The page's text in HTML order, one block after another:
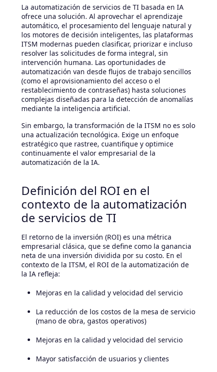
La automatización de servicios de TI basada en IA
ofrece una solución. Al aprovechar el aprendizaje
automático, el procesamiento del lenguaje natural y
los motores de decisión inteligentes, las plataformas
ITSM modernas pueden clasificar, priorizar e incluso
resolver las solicitudes de forma integral, sin
intervención humana. Las oportunidades de
automatización van desde flujos de trabajo sencillos
(como el aprovisionamiento del acceso o el
restablecimiento de contraseñas) hasta soluciones
complejas diseñadas para la detección de anomalías
mediante la inteligencia artificial.
Sin embargo, la transformación de la ITSM no es solo
una actualización tecnológica. Exige un enfoque
estratégico que rastree, cuantifique y optimice
continuamente el valor empresarial de la
automatización de la IA.
Definición del ROI en el
contexto de la automatización
de servicios de TI
El retorno de la inversión (ROI) es una métrica
empresarial clásica, que se define como la ganancia
neta de una inversión dividida por su costo. En el
contexto de la ITSM, el ROI de la automatización de
la IA refleja:
Mejoras en la calidad y velocidad del servicio
La reducción de los costos de la mesa de servicio
(mano de obra, gastos operativos)
Mejoras en la calidad y velocidad del servicio
Mayor satisfacción de usuarios y clientes